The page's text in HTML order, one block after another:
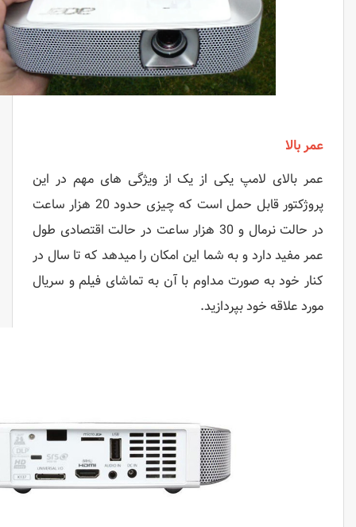
عمر بالا
عمر بالای لامپ یکی از یک از ویژگی های مهم در این
پروژکتور قابل حمل است که چیزی حدود 20 هزار ساعت
در حالت نرمال و 30 هزار ساعت در حالت اقتصادی طول
عمر مفید دارد و به شما این امکان را میدهد که تا سال در
کنار خود به صورت مداوم با آن به تماشای فیلم و سریال
مورد علاقه خود بپردازید.